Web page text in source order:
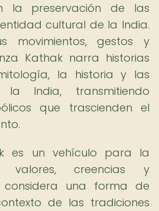
la preservación de las
cultural de la India.
movimientos, gestos y
Kathak narra historias
la historia y las
India, transmitiendo
que trascienden el
es un vehículo para la
valores, creencias y
considera una forma de
de las tradiciones